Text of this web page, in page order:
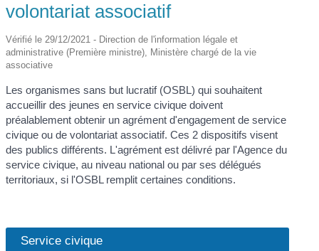
volontariat associatif
Vérifié le 29/12/2021 - Direction de l'information légale et
administrative (Première ministre), Ministère chargé de la vie
associative
Les organismes sans but lucratif (OSBL) qui souhaitent
accueillir des jeunes en service civique doivent
préalablement obtenir un agrément d'engagement de service
civique ou de volontariat associatif. Ces 2 dispositifs visent
des publics différents. L'agrément est délivré par l'Agence du
service civique, au niveau national ou par ses délégués
territoriaux, si l'OSBL remplit certaines conditions.
Service civique